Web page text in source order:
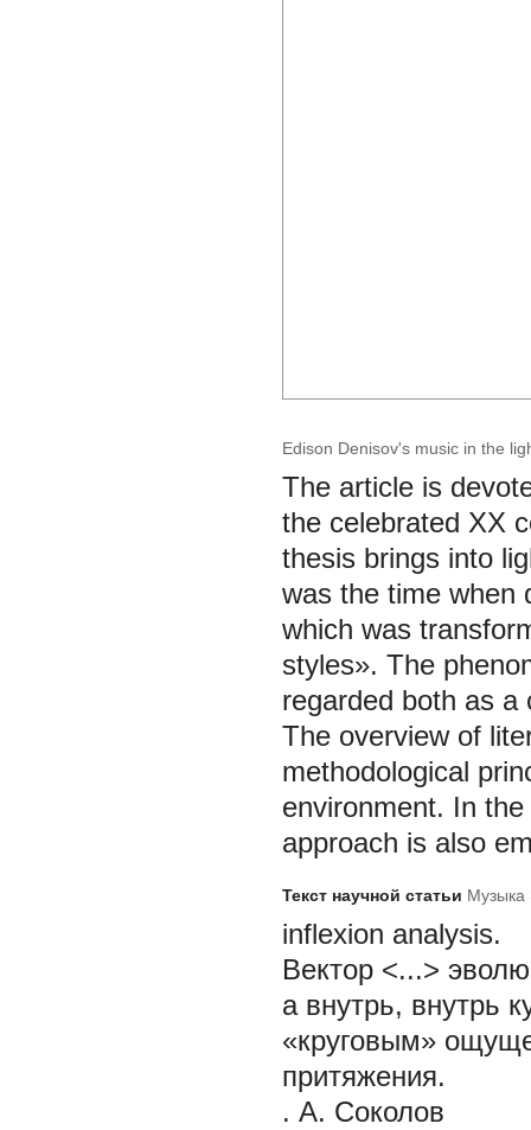
Edison Denisov's music in the
The article is
the celebrated XX
thesis brings into
was the time when
which was
styles». The
regarded both as a
The overview of
methodological
environment. In
approach is also
Текст научной статьи Музыка
inflexion analysis.
Вектор <...>
а внутрь, внутрь
«круговым»
притяжения.
. А. Соколов